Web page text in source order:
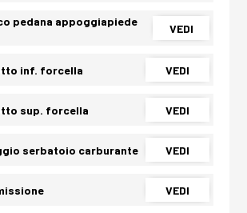
pedana appoggiapiede
VEDI
inf. forcella VEDI
sup. forcella VEDI
serbatoio carburante VEDI
VEDI